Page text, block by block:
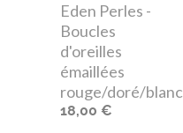
Eden Perles -
Boucles
d'oreilles
émaillées
rouge/doré/blanc
18,00 €